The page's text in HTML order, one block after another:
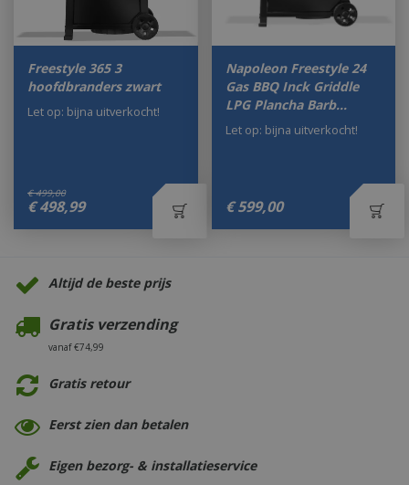
Freestyle 365 3
hoofdbranders zwart
€ 499,00
€ 498,99
Let op: bijna uitverkocht!
Napoleon Freestyle 24
Gas BBQ Inck Griddle
LPG Plancha Barb…
€ 599,00
Let op: bijna uitverkocht!
Altijd de beste prijs
Gratis verzending
vanaf €74,99
Gratis retour
Eerst zien dan betalen
Eigen bezorg- & installatieservice